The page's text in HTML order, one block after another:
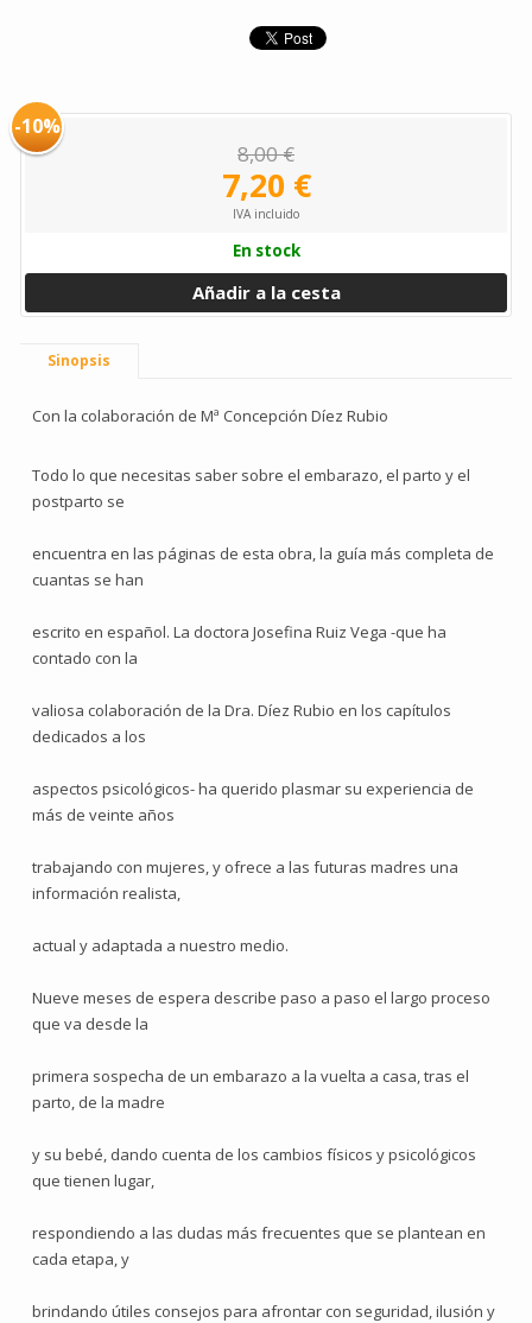
-10%
8,00 €
7,20 €
IVA incluido
En stock
Añadir a la cesta
Sinopsis
Con la colaboración de Mª Concepción Díez Rubio
Todo lo que necesitas saber sobre el embarazo, el parto y el
postparto se
encuentra en las páginas de esta obra, la guía más completa de
cuantas se han
escrito en español. La doctora Josefina Ruiz Vega -que ha
contado con la
valiosa colaboración de la Dra. Díez Rubio en los capítulos
dedicados a los
aspectos psicológicos- ha querido plasmar su experiencia de
más de veinte años
trabajando con mujeres, y ofrece a las futuras madres una
información realista,
actual y adaptada a nuestro medio.
Nueve meses de espera describe paso a paso el largo proceso
que va desde la
primera sospecha de un embarazo a la vuelta a casa, tras el
parto, de la madre
y su bebé, dando cuenta de los cambios físicos y psicológicos
que tienen lugar,
respondiendo a las dudas más frecuentes que se plantean en
cada etapa, y
brindando útiles consejos para afrontar con seguridad, ilusión y